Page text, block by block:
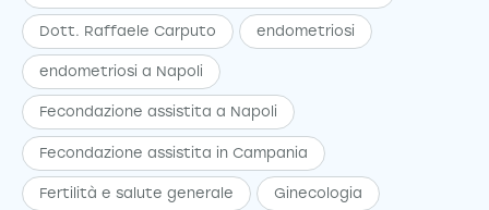
Dott. Raffaele Carputo endometriosi
endometriosi a Napoli
Fecondazione assistita a Napoli
Fecondazione assistita in Campania
Fertilità e salute generale Ginecologia